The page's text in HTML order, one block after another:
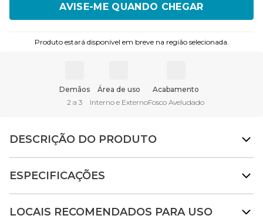
ENVIAR
Produto estará disponível em breve na região selecionada.
Demãos
2 a 3
Área de uso
Interno e Externo
Acabamento
Fosco Aveludado
DESCRIÇÃO DO PRODUTO
ESPECIFICAÇÕES
LOCAIS RECOMENDADOS PARA USO